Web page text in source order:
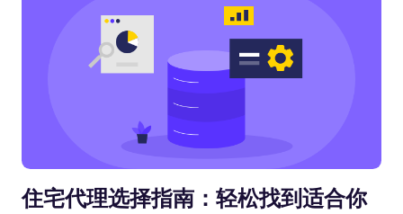
住宅代理选择指南：轻松找到适合你